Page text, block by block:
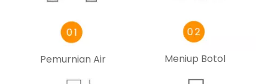
Pemurnian Air Meniup Botol